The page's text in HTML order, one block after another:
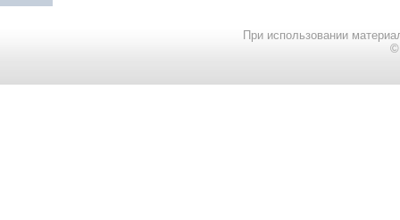
При использовании